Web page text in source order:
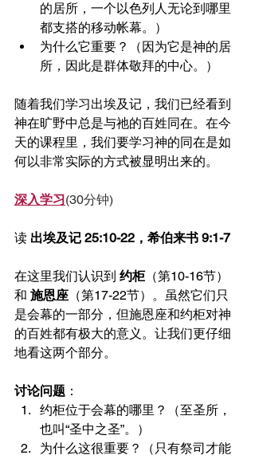
的居所，一个以色列人无论到哪里
都支搭的移动帐幕。）
为什么它重要？（因为它是神的居
所，因此是群体敬拜的中心。）
随着我们学习出埃及记，我们已经看到
神在旷野中总是与祂的百姓同在。在今
天的课程里，我们要学习神的同在是如
何以非常实际的方式被显明出来的。
深入学习 (30分钟)
读 出埃及记 25:10-22，希伯来书 9:1-7
在这里我们认识到 约柜（第10-16节）
和 施恩座 （第17-22节）。虽然它们只
是会幕的一部分，但施恩座和约柜对神
的百姓都有极大的意义。让我们更仔细
地看这两个部分。
讨论问题 ：
约柜位于会幕的哪里？（至圣所，
也叫“圣中之圣”。）
为什么这很重要？（只有祭司才能